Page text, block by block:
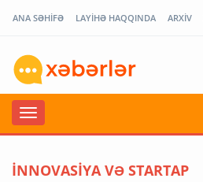
ANA SƏHİFƏ LAYİHƏ HAQQINDA ARXİV
İNNOVASİYA VƏ STARTAP